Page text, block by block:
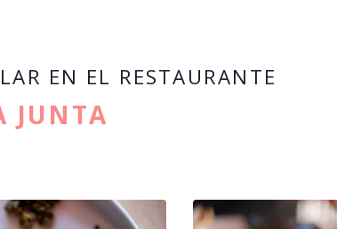
EN EL RESTAURANTE
JUNTA